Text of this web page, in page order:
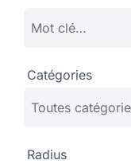
Catégories
Radius